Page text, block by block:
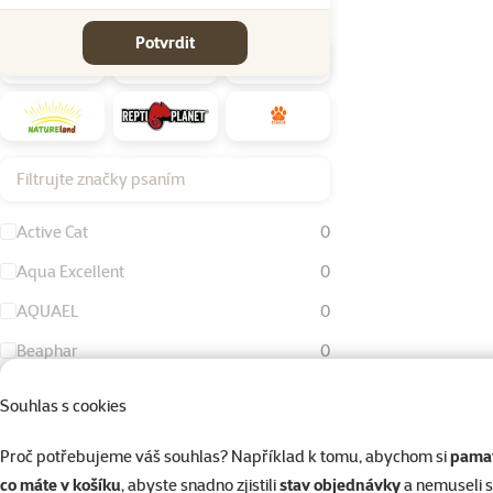
Souhlas s cookies
Proč potřebujeme váš souhlas? Například k tomu, abychom si
co máte v košíku, abyste snadno zjistilistav objednávkya nemuseli
Potvrdit
Filtrujte značky psaním
Active Cat
0
Aqua Excellent
0
AQUAEL
0
Beaphar
0
Eheim